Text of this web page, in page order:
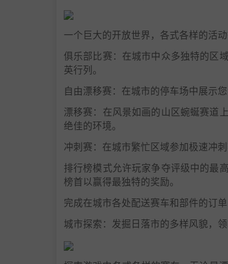
一个巨大的开放世界，各式各样的活动
俱乐部比赛：在城市中众多独特的区
英行列。
自由漂移赛：在城市的停车场中展示
漂移赛：在风景如画的山区蜿蜒赛道
绝佳的环境。
冲刺赛：在城市繁忙区域参加极速冲
排行榜模式允许玩家争夺评级中的最
榜首以赢得最独特的奖励。
完成在城市各处配送赛车和部件的订单
城市探索：发掘日落市的多样风貌，